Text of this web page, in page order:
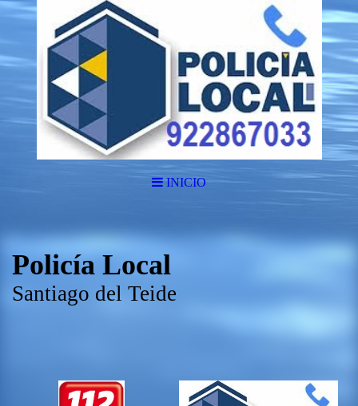
INICIO
Policía Local
Santiago del Teide